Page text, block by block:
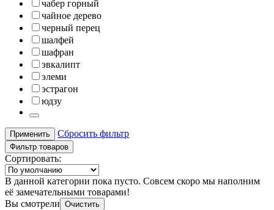
чабер горный
чайное дерево
черный перец
шалфей
шафран
эвкалипт
элеми
эстрагон
юдзу
Применить Сбросить фильтр
Фильтр товаров
Сортировать:
В данной категории пока пусто. Совсем скоро мы наполним
её замечательными товарами!
Вы смотрели Очистить